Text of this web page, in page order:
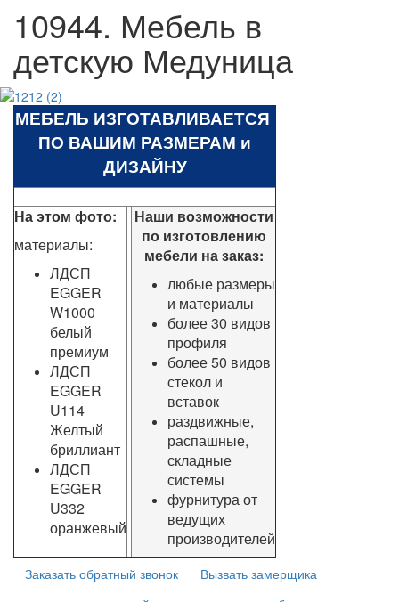
10944. Мебель в
детскую Медуница
МЕБЕЛЬ ИЗГОТАВЛИВАЕТСЯ
ПО ВАШИМ РАЗМЕРАМ и
ДИЗАЙНУ
На этом фото:
материалы:
ЛДСП
EGGER
W1000
белый
премиум
ЛДСП
EGGER
U114
Желтый
бриллиант
ЛДСП
EGGER
U332
оранжевый
Наши возможности
по изготовлению
мебели на заказ:
любые размеры
и материалы
более 30 видов
профиля
более 50 видов
стекол и
вставок
раздвижные,
распашные,
складные
системы
фурнитура от
ведущих
производителей
Заказать обратный звонок
Вызвать замерщика